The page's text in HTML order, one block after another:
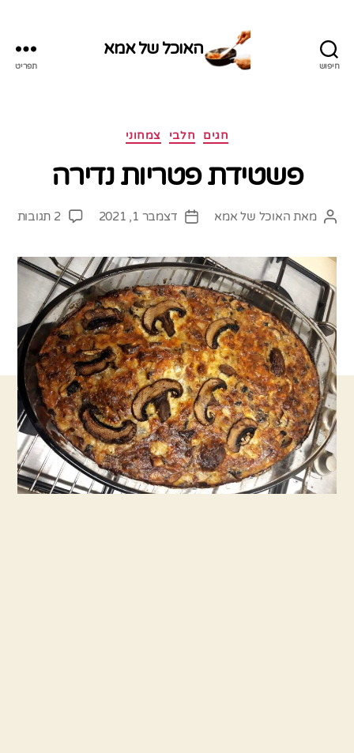
חיפוש
האוכל של אמא
תפריט
קטגוריות חגים חלבי צמחוני
פשטידת פטריות נדירה
המחבר
מאת האוכל של אמא
תאריךדצמבר 1, 2021 2 תגובות